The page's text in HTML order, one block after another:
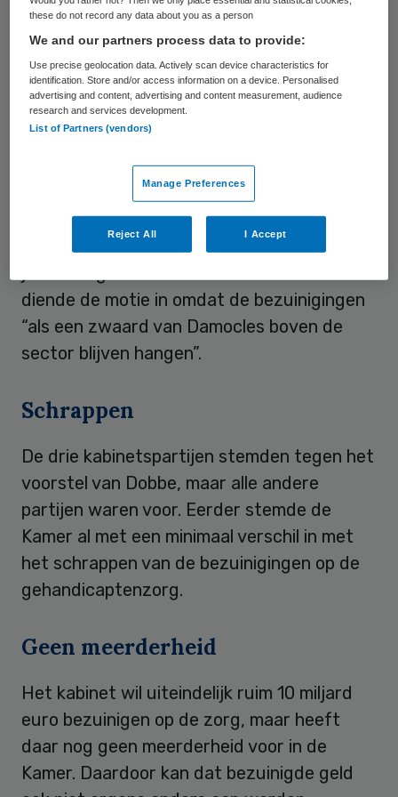
maar zou daarna ingaan. Uiteindelijk moet 1
miljard euro per jaar worden bezuinigd op
de langdurige zorg, volgens de
kabinetsplannen.
Eind mei maakte minister Mirjam Sterk
(Langdurige Zorg, CDA) bekend dat de
bezuiniging van 170 miljoen euro volgend
diende de motie in omdat de bezuinigingen
“als een zwaard van Damocles boven de
sector blijven hangen”.
Schrappen
De drie kabinetspartijen stemden tegen het
voorstel van Dobbe, maar alle andere
partijen waren voor. Eerder stemde de
Kamer al met een minimaal verschil in met
het schrappen van de bezuinigingen op de
gehandicaptenzorg.
Geen meerderheid
Het kabinet wil uiteindelijk ruim 10 miljard
euro bezuinigen op de zorg, maar heeft
daar nog geen meerderheid voor in de
Kamer. Daardoor kan dat bezuinigde geld
these do not record any data about you as a person
We and our partners process data to provide:
Use precise geolocation data. Actively scan device characteristics for
identification. Store and/or access information on a device. Personalised
advertising and content, advertising and content measurement, audience
research and services development.
List of Partners (vendors)
Manage Preferences
Reject All I Accept